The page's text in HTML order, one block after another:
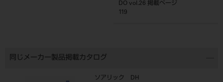
DO vol.26 掲載ページ
119
同じメーカー製品掲載カタログ
ソアリック DH